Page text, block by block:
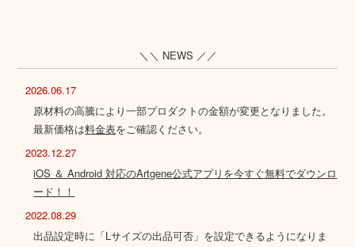
＼＼ NEWS ／／
2026.06.17
原材料の高騰により一部プロダクトの金額が変更となりました。
最新価格は料金表をご確認ください。
2023.12.27
iOS ＆ Android 対応のArtgene公式アプリを今すぐ無料でダウンロ
ード！！
2022.08.29
出品設定時に「Lサイズの出品可否」を設定できるようになりま